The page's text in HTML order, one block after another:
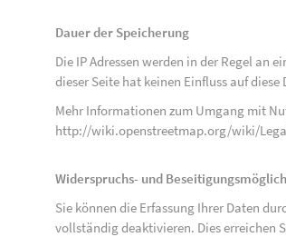
Dauer der Speicherung
Die IP Adressen werden in der Regel an
dieser Seite hat keinen Einfluss auf
Mehr Informationen zum Umgang mit
http://wiki.openstreetmap.org/wiki/
Widerspruchs- und
Sie können die Erfassung Ihrer Daten
vollständig deaktivieren. Dies erreichen